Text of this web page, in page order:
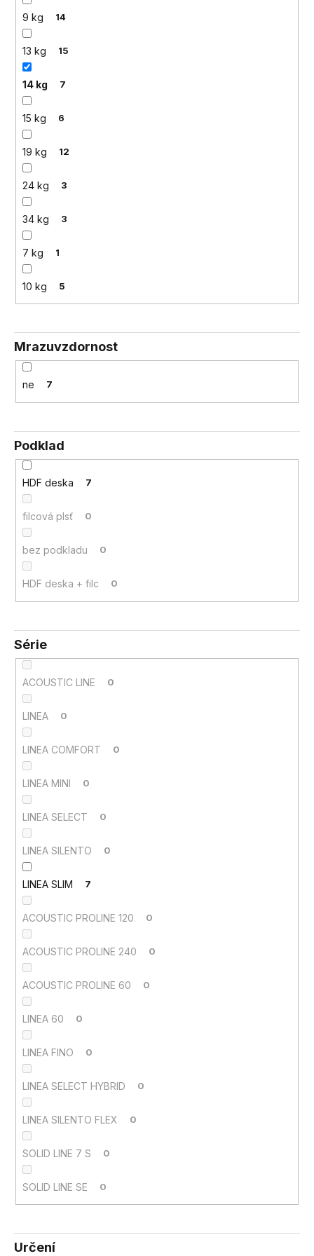
9 kg 14
13 kg 15
14 kg 7
15 kg 6
19 kg 12
24 kg 3
34 kg 3
7 kg 1
10 kg 5
Mrazuvzdornost
ne 7
Podklad
HDF deska 7
filcová plsť 0
bez podkladu 0
HDF deska + filc 0
Série
ACOUSTIC LINE 0
LINEA 0
LINEA COMFORT 0
LINEA MINI 0
LINEA SELECT 0
LINEA SILENTO 0
LINEA SLIM 7
ACOUSTIC PROLINE 120 0
ACOUSTIC PROLINE 240 0
ACOUSTIC PROLINE 60 0
LINEA 60 0
LINEA FINO 0
LINEA SELECT HYBRID 0
LINEA SILENTO FLEX 0
SOLID LINE 7 S 0
SOLID LINE SE 0
Určení